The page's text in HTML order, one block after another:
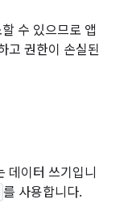
수 있으므로 앱
고 권한이 손실된
데이터 쓰기입니
를 사용합니다.